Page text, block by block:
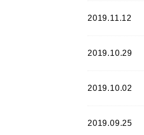
2019.11.12
2019.10.29
2019.10.02
2019.09.25